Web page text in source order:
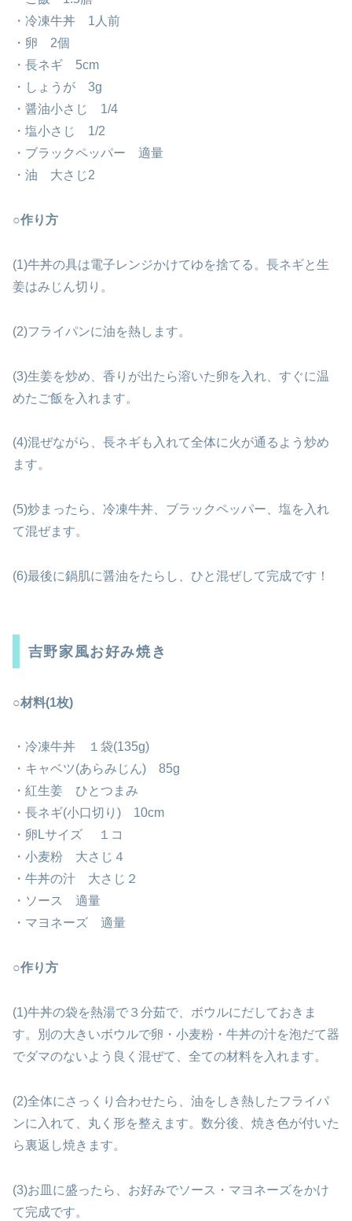
・冷凍牛丼 1人前
・卵 2個
・長ネギ 5cm
・しょうが 3g
・醤油小さじ 1/4
・塩小さじ 1/2
・ブラックペッパー 適量
・油 大さじ2
○作り方
(1)牛丼の具は電子レンジかけてゆを捨てる。長ネギと生
姜はみじん切り。
(2)フライパンに油を熱します。
(3)生姜を炒め、香りが出たら溶いた卵を入れ、すぐに温
めたご飯を入れます。
(4)混ぜながら、長ネギも入れて全体に火が通るよう炒め
ます。
(5)炒まったら、冷凍牛丼、ブラックペッパー、塩を入れ
て混ぜます。
(6)最後に鍋肌に醤油をたらし、ひと混ぜして完成です！
吉野家風お好み焼き
○材料(1枚)
・冷凍牛丼 １袋(135g)
・キャベツ(あらみじん) 85g
・紅生姜 ひとつまみ
・長ネギ(小口切り) 10cm
・卵Lサイズ １コ
・小麦粉 大さじ４
・牛丼の汁 大さじ２
・ソース 適量
・マヨネーズ 適量
○作り方
(1)牛丼の袋を熱湯で３分茹で、ボウルにだしておきま
す。別の大きいボウルで卵・小麦粉・牛丼の汁を泡だて器
でダマのないよう良く混ぜて、全ての材料を入れます。
(2)全体にさっくり合わせたら、油をしき熱したフライパ
ンに入れて、丸く形を整えます。数分後、焼き色が付いた
ら裏返し焼きます。
(3)お皿に盛ったら、お好みでソース・マヨネーズをかけ
て完成です。